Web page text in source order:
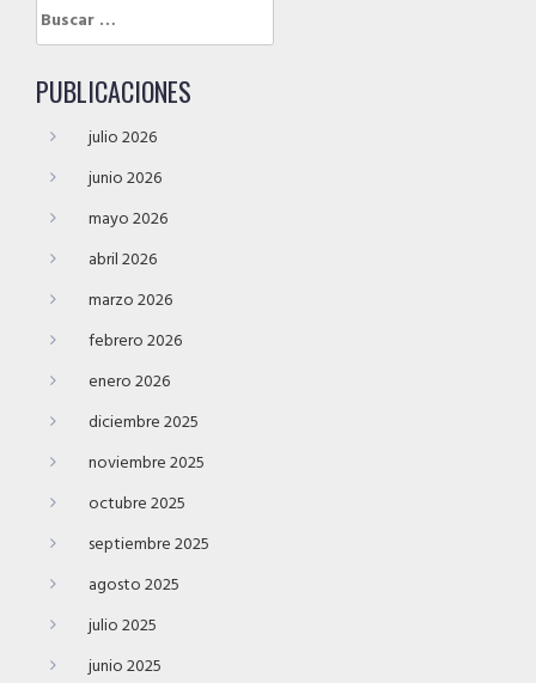
Buscar:
PUBLICACIONES
julio 2026
junio 2026
mayo 2026
abril 2026
marzo 2026
febrero 2026
enero 2026
diciembre 2025
noviembre 2025
octubre 2025
septiembre 2025
agosto 2025
julio 2025
junio 2025